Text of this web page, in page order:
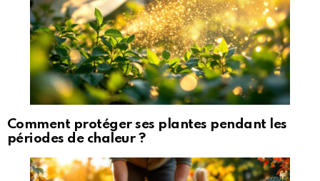
Comment protéger ses plantes pendant les
périodes de chaleur ?